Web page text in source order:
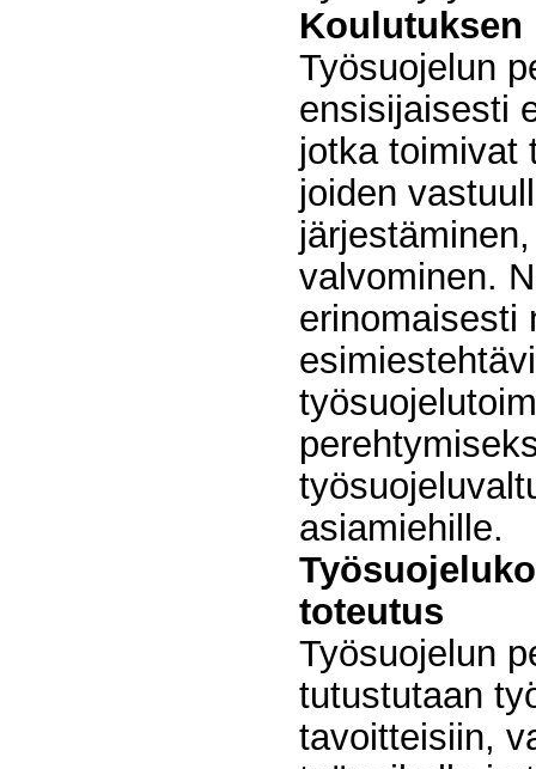
Koulutuksen
Työsuojelun
ensisijaisesti
jotka toimivat
joiden
valvominen.
erinomaisesti
asiamiehille.
toteutus
Työsuojelun
tutustutaan
tavoitteisiin,